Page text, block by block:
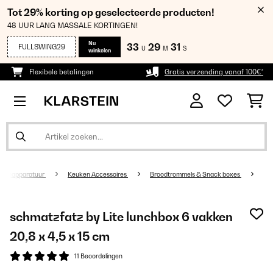
Tot 29% korting op geselecteerde producten!
48 UUR LANG MASSALE KORTINGEN!
FULLSWING29
Nu
winkelen
33 U 29 M 31 S
Flexibele betalingen Gratis verzending vanaf 100€*
Keuken Accessoires Broodtrommels & Snack boxes
schmatzfatz by Lite lunchbox 6 vakken
20,8 x 4,5 x 15 cm
11 Beoordelingen